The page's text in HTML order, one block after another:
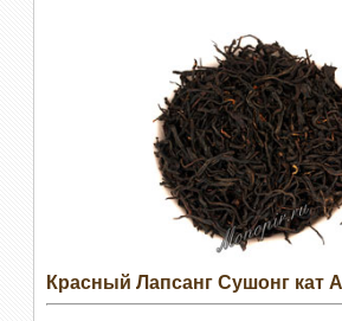
Красный Лапсанг Сушонг кат А